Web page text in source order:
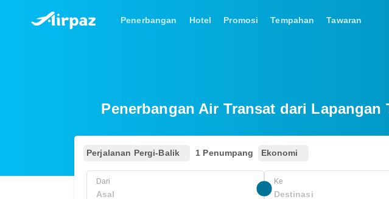
Penerbangan Hotel Promosi Tempahan Tawaran
Penerbangan Air Transat dari
Perjalanan Pergi-Balik 1 Penumpang Ekonomi
Dari Ke